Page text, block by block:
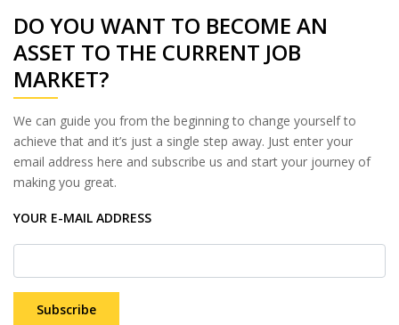
DO YOU WANT TO BECOME AN
ASSET TO THE CURRENT JOB
MARKET?
We can guide you from the beginning to change yourself to
achieve that and it’s just a single step away. Just enter your
email address here and subscribe us and start your journey of
making you great.
YOUR E-MAIL ADDRESS
Subscribe